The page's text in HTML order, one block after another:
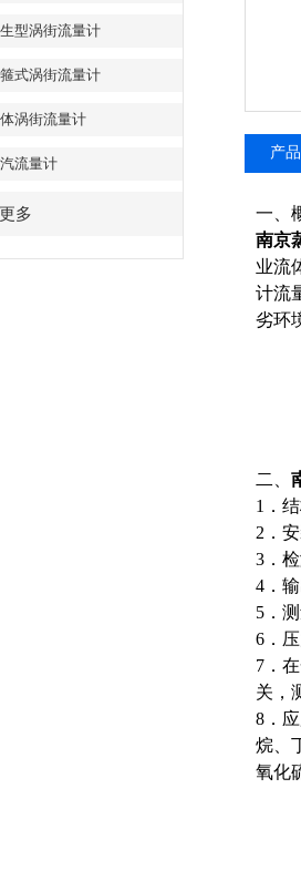
型涡街流量计
式涡街流量计
涡街流量计
流量计
多
产
一、
南京
业流
计流
劣环
二、
1．
2．
3．
4．
5．
6．
7．
关，
8．
烷、
氧化